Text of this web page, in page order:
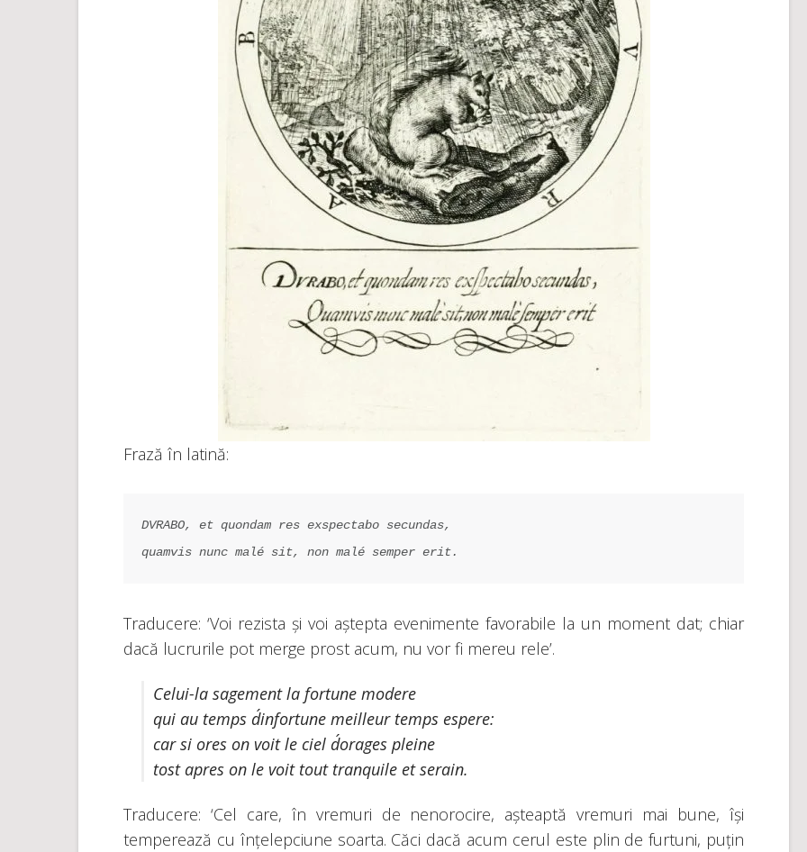
Frază în latină:
DVRABO, et quondam res exspectabo secundas,
quamvis nunc malé sit, non malé semper erit.
Traducere: ‘Voi rezista și voi aștepta evenimente favorabile la un moment dat; chiar
dacă lucrurile pot merge prost acum, nu vor fi mereu rele’.
Celui-la sagement la fortune modere
qui au temps d´infortune meilleur temps espere:
car si ores on voit le ciel d´orages pleine
tost apres on le voit tout tranquile et serain.
Traducere: ‘Cel care, în vremuri de nenorocire, așteaptă vremuri mai bune, își
temperează cu înțelepciune soarta. Căci dacă acum cerul este plin de furtuni, puțin